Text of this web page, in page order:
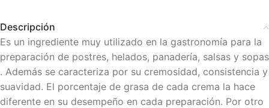
Descripción
Es un ingrediente muy utilizado en la gastronomía para la
preparación de postres, helados, panadería, salsas y sopas
. Además se caracteriza por su cremosidad, consistencia y
suavidad. El porcentaje de grasa de cada crema la hace
diferente en su desempeño en cada preparación. Por otro